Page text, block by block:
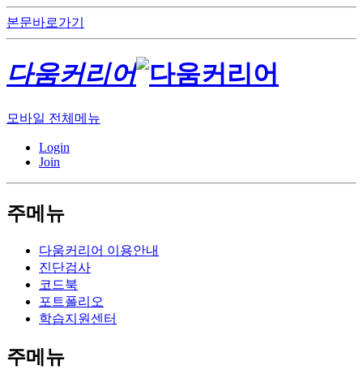
본문바로가기
다움커리어
모바일 전체메뉴
Login
Join
주메뉴
다움커리어 이용안내
진단검사
코드북
포트폴리오
학습지원센터
주메뉴